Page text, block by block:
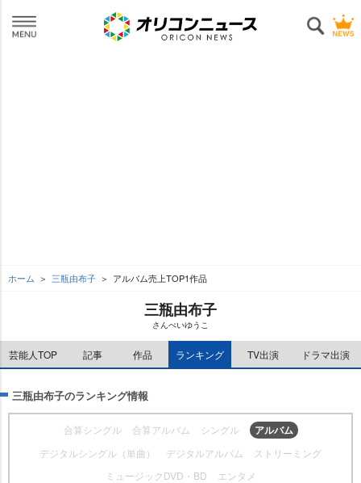
ホーム 三瓶由布子 アルバム売上TOP1作品
三瓶由布子
さんぺいゆうこ
芸能人TOP 記事 作品 ランキング TV出演 ドラマ出演
三瓶由布子のランキング情報
合算シングル 合算アルバム シングル アルバム
デジタルシングル（単曲） デジタルアルバム
ストリーミング
ミュージックDVD・BD
エンタメ